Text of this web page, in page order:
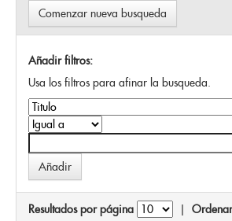
Comenzar nueva busqueda
Añadir filtros:
Usa los filtros para afinar la busqueda.
Resultados por página |